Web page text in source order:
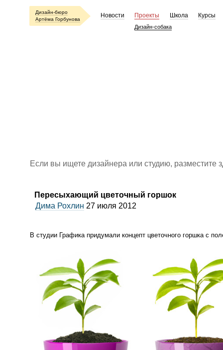
Дизайн-бюро
Артёма Горбунова
Новости Проекты
Дизайн-собака
Школа Курсы
Если вы ищете дизайнера или студию, разместите
Пересыхающий цветочный горшок
Дима Рохлин 27 июля 2012
В студии Графика придумали концепт цветочного горшка с